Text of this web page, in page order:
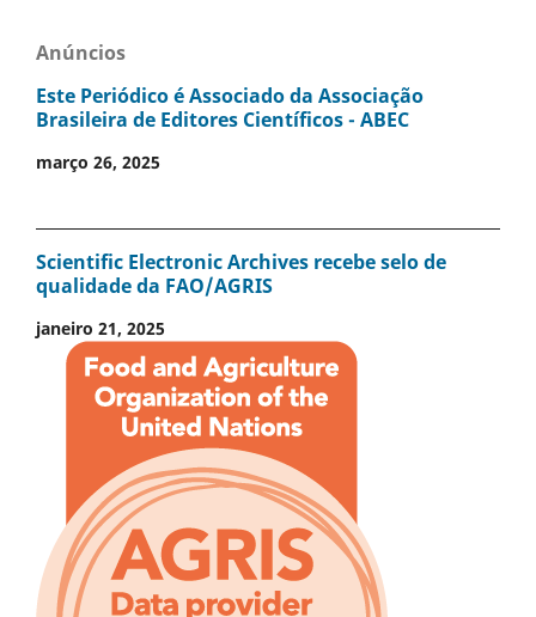
Anúncios
Este Periódico é Associado da Associação
Brasileira de Editores Científicos - ABEC
março 26, 2025
Scientific Electronic Archives recebe selo de
qualidade da FAO/AGRIS
janeiro 21, 2025